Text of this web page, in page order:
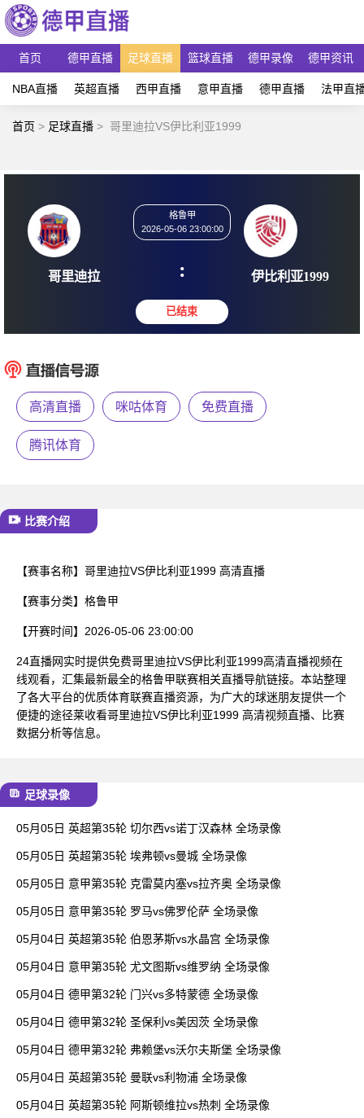
首页 德甲直播 足球直播 篮球直播 德甲录像 德甲资讯
NBA直播 英超直播 西甲直播 意甲直播 德甲直播 法甲直
首页 > 足球直播 > 哥里迪拉VS伊比利亚1999
哥里迪拉
2026-05-06 23:00:00
: 伊比利
高清直播 咪咕体育 免费直播
腾讯体育
比赛介绍
【赛事名称】 哥里迪拉VS伊比利亚1999 高清直播
【赛事分类】 格鲁甲
【开赛时间】 2026-05-06 23:00:00
24直播网实时提供免费哥里迪拉VS伊比利亚1999高清直播视频在
线观看，汇集最新最全的格鲁甲联赛相关直播导航链接。本站整理
了各大平台的优质体育联赛直播资源，为广大的球迷朋友提供一个
便捷的途径莱收看哥里迪拉VS伊比利亚1999 高清视频直播、比赛
数据分析等信息。
足球录像
05月05日 英超第35轮 切尔西vs诺丁汉森林 全场录像
05月05日 英超第35轮 埃弗顿vs曼城 全场录像
05月05日 意甲第35轮 克雷莫内塞vs拉齐奥 全场录像
05月05日 意甲第35轮 罗马vs佛罗伦萨 全场录像
05月04日 英超第35轮 伯恩茅斯vs水晶宫 全场录像
05月04日 意甲第35轮 尤文图斯vs维罗纳 全场录像
05月04日 德甲第32轮 门兴vs多特蒙德 全场录像
05月04日 德甲第32轮 圣保利vs美因茨 全场录像
05月04日 德甲第32轮 弗赖堡vs沃尔夫斯堡 全场录像
05月04日 英超第35轮 曼联vs利物浦 全场录像
05月04日 英超第35轮 阿斯顿维拉vs热刺 全场录像